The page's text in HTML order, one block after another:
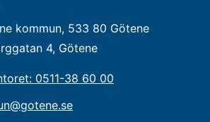
kommun, 533 80 Götene
4, Götene
0511-38 60 00